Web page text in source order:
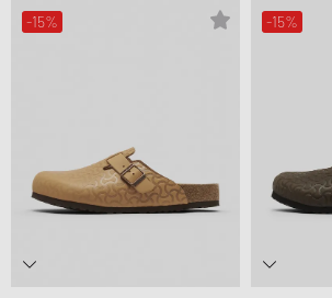
-15% -15%